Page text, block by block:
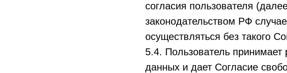
согласия пользователя
законодательством РФ
осуществляться без такого
5.4. Пользователь
данных и дает Согласие